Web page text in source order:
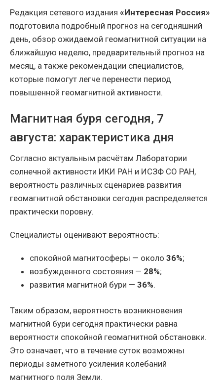
Редакция сетевого издания «Интересная Россия»
подготовила подробный прогноз на сегодняшний
день, обзор ожидаемой геомагнитной ситуации на
ближайшую неделю, предварительный прогноз на
месяц, а также рекомендации специалистов,
которые помогут легче перенести период
повышенной геомагнитной активности.
Магнитная буря сегодня, 7
августа: характеристика дня
Согласно актуальным расчётам Лаборатории
солнечной активности ИКИ РАН и ИСЗФ СО РАН,
вероятность различных сценариев развития
геомагнитной обстановки сегодня распределяется
практически поровну.
Специалисты оценивают вероятность:
спокойной магнитосферы — около 36%;
возбужденного состояния — 28%;
развития магнитной бури — 36%.
Таким образом, вероятность возникновения
магнитной бури сегодня практически равна
вероятности спокойной геомагнитной обстановки.
Это означает, что в течение суток возможны
периоды заметного усиления колебаний
магнитного поля Земли.